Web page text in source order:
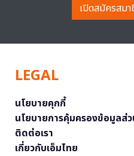
เปิดสมัครสม
LEGAL
นโยบายคุกกี้
นโยบายการคุ้มครองข้อมูลส่
ติดต่อเรา
เกี่ยวกับเอ็มไทย